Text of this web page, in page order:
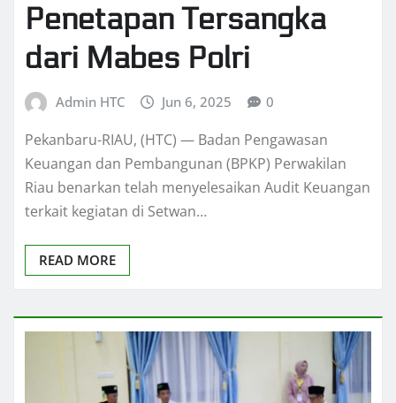
Penetapan Tersangka
dari Mabes Polri
Admin HTC Jun 6, 2025 0
Pekanbaru-RIAU, (HTC) — Badan Pengawasan
Keuangan dan Pembangunan (BPKP) Perwakilan
Riau benarkan telah menyelesaikan Audit Keuangan
terkait kegiatan di Setwan…
READ MORE